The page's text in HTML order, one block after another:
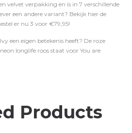
velvet verpakking en is in 7 verschillende
een andere variant? Bekijk hier de
er nu 3 voor €79,95!
een eigen betekenis heeft? De roze
longlife roos staat voor You are
Products